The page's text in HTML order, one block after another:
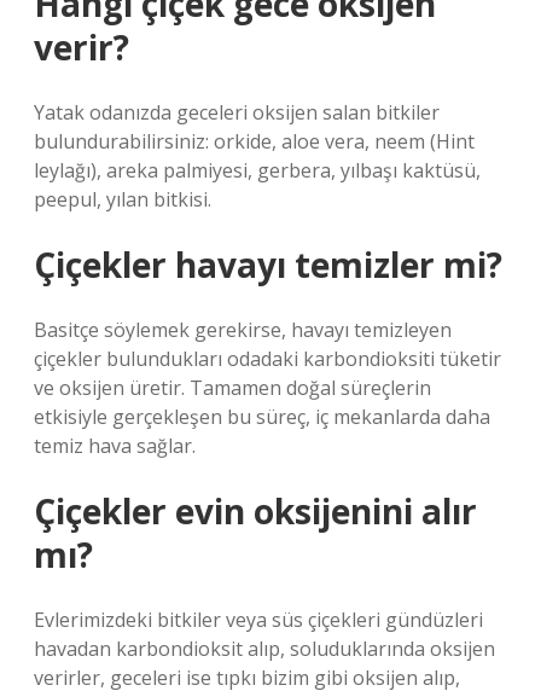
verir?
Yatak odanızda geceleri oksijen salan bitkiler
bulundurabilirsiniz: orkide, aloe vera, neem (Hint
leylağı), areka palmiyesi, gerbera, yılbaşı kaktüsü,
peepul, yılan bitkisi.
Çiçekler havayı temizler mi?
Basitçe söylemek gerekirse, havayı temizleyen
çiçekler bulundukları odadaki karbondioksiti tüketir
ve oksijen üretir. Tamamen doğal süreçlerin
etkisiyle gerçekleşen bu süreç, iç mekanlarda daha
temiz hava sağlar.
Çiçekler evin oksijenini alır
mı?
Evlerimizdeki bitkiler veya süs çiçekleri gündüzleri
havadan karbondioksit alıp, soluduklarında oksijen
verirler, geceleri ise tıpkı bizim gibi oksijen alıp,